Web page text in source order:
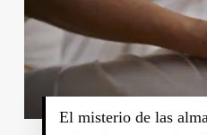
El misterio de las